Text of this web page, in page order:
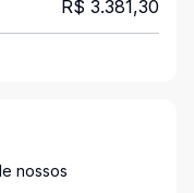
R$ 3.381,30
nossos